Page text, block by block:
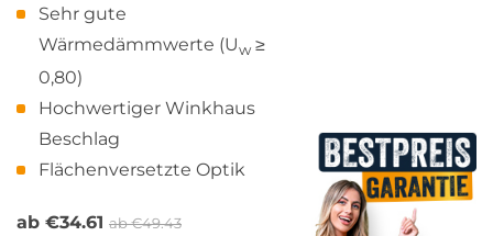
Sehr gute
Wärmedämmwerte (Uw≥
0,80)
Hochwertiger Winkhaus
Beschlag
Flächenversetzte Optik
ab €34.61 ab€49.43